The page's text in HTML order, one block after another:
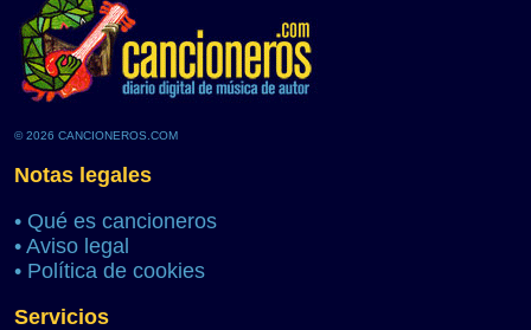
© 2026 CANCIONEROS.COM
Notas legales
• Qué es cancioneros
• Aviso legal
• Política de cookies
Servicios